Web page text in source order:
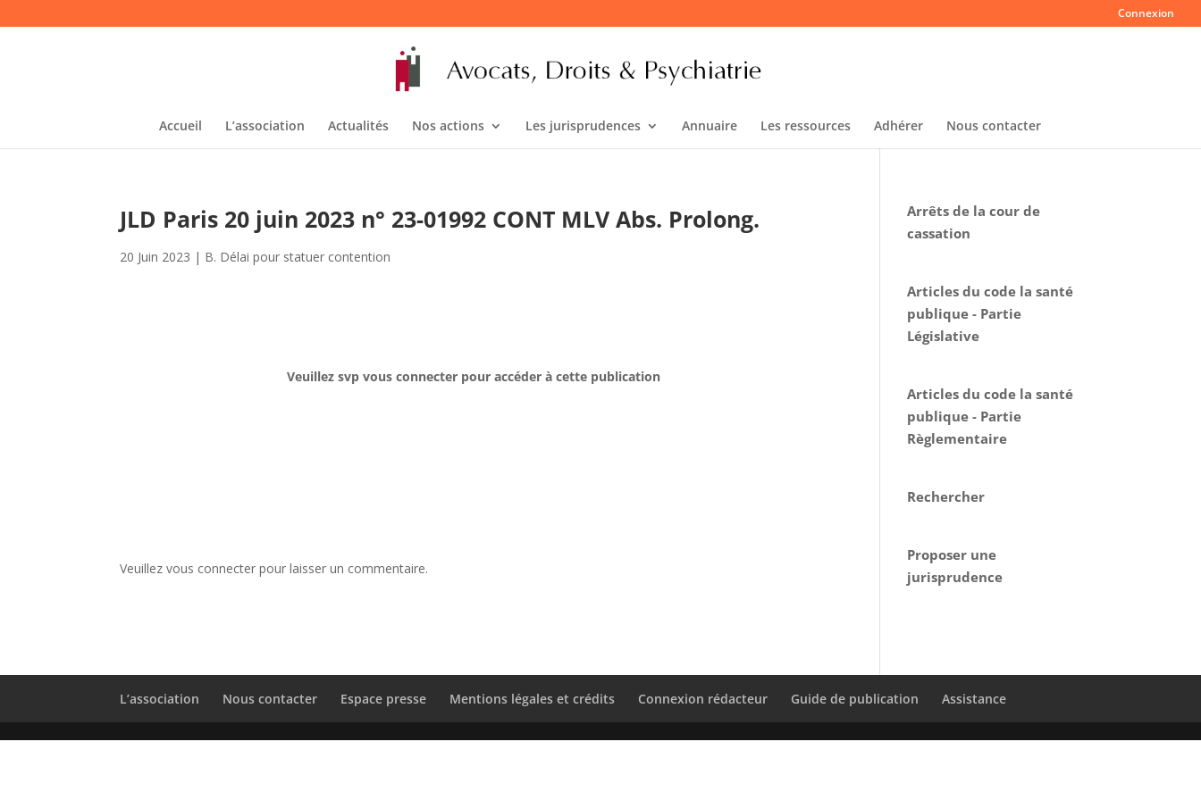
Connexion
Accueil L’association Actualités Nos actions Les jurisprudences Annuaire Les ressources Adhérer Nous contacter
JLD Paris 20 juin 2023 n° 23-01992 CONT MLV Abs. Prolong.
20 Juin 2023 | B. Délai pour statuer contention
Veuillez svp vous connecter pour accéder à cette publication
Veuillez vous connecter pour laisser un commentaire.
Arrêts de la cour de
cassation
Articles du code la santé
publique - Partie
Législative
Articles du code la santé
publique - Partie
Règlementaire
Rechercher
Proposer une
jurisprudence
L’association Nous contacter Espace presse Mentions légales et crédits Connexion rédacteur Guide de publication Assistance